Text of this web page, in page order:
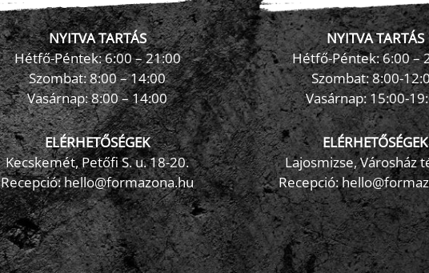
NYITVA TARTÁS
Hétfő-Péntek: 6:00 – 21:00
Szombat: 8:00 – 14:00
Vasárnap: 8:00 – 14:00
ELÉRHETŐSÉGEK
Kecskemét, Petőfi S. u. 18-20.
Recepció: hello@formazona.hu
NYITVA TARTÁS
Hétfő-Péntek: 6:00 –
Szombat: 8:00-
Vasárnap: 15:00-
ELÉRHETŐSÉGEK
Lajosmizse, Városház
Recepció:
FormaZona